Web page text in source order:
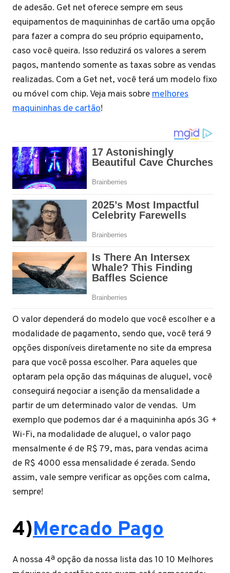
de adesão. Get net oferece sempre em seus
equipamentos de maquininhas de cartão uma opção
para fazer a compra do seu próprio equipamento,
caso você queira. Isso reduzirá os valores a serem
pagos, mantendo somente as taxas sobre as vendas
realizadas. Com a Get net, você terá um modelo fixo
ou móvel com chip. Veja mais sobremelhores
maquininhas de cartão!
O valor dependerá do modelo que você escolher e a
modalidade de pagamento, sendo que, você terá 9
opções disponíveis diretamente no site da empresa
para que você possa escolher. Para aqueles que
optaram pela opção das máquinas de aluguel, você
conseguirá negociar a isenção da mensalidade a
partir de um determinado valor de vendas. Um
exemplo que podemos dar é a maquininha após 3G +
Wi-Fi, na modalidade de aluguel, o valor pago
mensalmente é de R$ 79, mas, para vendas acima
de R$ 4000 essa mensalidade é zerada. Sendo
assim, vale sempre verificar as opções com calma,
sempre!
4)Mercado Pago
A nossa 4ª opção da nossa lista das 10 10 Melhores